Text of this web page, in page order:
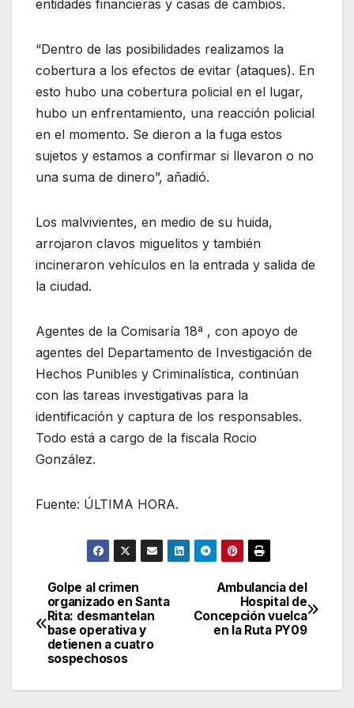
entidades financieras y casas de cambios.
“Dentro de las posibilidades realizamos la
cobertura a los efectos de evitar (ataques). En
esto hubo una cobertura policial en el lugar,
hubo un enfrentamiento, una reacción policial
en el momento. Se dieron a la fuga estos
sujetos y estamos a confirmar si llevaron o no
una suma de dinero”, añadió.
Los malvivientes, en medio de su huida,
arrojaron clavos miguelitos y también
incineraron vehículos en la entrada y salida de
la ciudad.
Agentes de la Comisaría 18ª , con apoyo de
agentes del Departamento de Investigación de
Hechos Punibles y Criminalística, continúan
con las tareas investigativas para la
identificación y captura de los responsables.
Todo está a cargo de la fiscala Rocio
González.
Fuente: ÚLTIMA HORA.
Navegación
de
entradas
Ambulancia del
Hospital de
Concepción vuelca
en la Ruta PY09
Golpe al crimen
organizado en Santa
Rita: desmantelan
base operativa y
detienen a cuatro
sospechosos